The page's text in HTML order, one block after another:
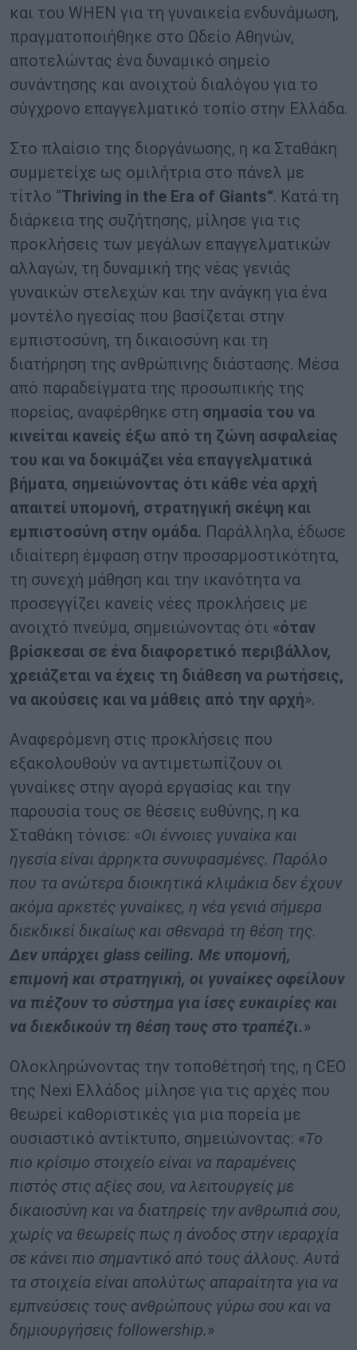
και του WHEN για τη γυναικεία ενδυνάμωση,
πραγματοποιήθηκε στο Ωδείο Αθηνών,
αποτελώντας ένα δυναμικό σημείο
συνάντησης και ανοιχτού διαλόγου για το
σύγχρονο επαγγελματικό τοπίο στην Ελλάδα.
Στο πλαίσιο της διοργάνωσης, η κα Σταθάκη
συμμετείχε ως ομιλήτρια στο πάνελ με
τίτλο “Thriving in the Era of Giants“. Κατά τη
διάρκεια της συζήτησης, μίλησε για τις
προκλήσεις των μεγάλων επαγγελματικών
αλλαγών, τη δυναμική της νέας γενιάς
γυναικών στελεχών και την ανάγκη για ένα
μοντέλο ηγεσίας που βασίζεται στην
εμπιστοσύνη, τη δικαιοσύνη και τη
διατήρηση της ανθρώπινης διάστασης. Μέσα
από παραδείγματα της προσωπικής της
πορείας, αναφέρθηκε στη σημασία του να
κινείται κανείς έξω από τη ζώνη ασφαλείας
του και να δοκιμάζει νέα επαγγελματικά
βήματα, σημειώνοντας ότι κάθε νέα αρχή
απαιτεί υπομονή, στρατηγική σκέψη και
εμπιστοσύνη στην ομάδα. Παράλληλα, έδωσε
ιδιαίτερη έμφαση στην προσαρμοστικότητα,
τη συνεχή μάθηση και την ικανότητα να
προσεγγίζει κανείς νέες προκλήσεις με
ανοιχτό πνεύμα, σημειώνοντας ότι «όταν
βρίσκεσαι σε ένα διαφορετικό περιβάλλον,
χρειάζεται να έχεις τη διάθεση να ρωτήσεις,
να ακούσεις και να μάθεις από την αρχή».
Αναφερόμενη στις προκλήσεις που
εξακολουθούν να αντιμετωπίζουν οι
γυναίκες στην αγορά εργασίας και την
παρουσία τους σε θέσεις ευθύνης, η κα
Σταθάκη τόνισε: «Οι έννοιες γυναίκα και
ηγεσία είναι άρρηκτα συνυφασμένες. Παρόλο
που τα ανώτερα διοικητικά κλιμάκια δεν έχουν
ακόμα αρκετές γυναίκες, η νέα γενιά σήμερα
διεκδικεί δικαίως και σθεναρά τη θέση της.
Δεν υπάρχει glass ceiling. Με υπομονή,
επιμονή και στρατηγική, οι γυναίκες οφείλουν
να πιέζουν το σύστημα για ίσες ευκαιρίες και
να διεκδικούν τη θέση τους στο τραπέζι.»
Ολοκληρώνοντας την τοποθέτησή της, η CEO
της Nexi Ελλάδος μίλησε για τις αρχές που
θεωρεί καθοριστικές για μια πορεία με
ουσιαστικό αντίκτυπο, σημειώνοντας: «Το
πιο κρίσιμο στοιχείο είναι να παραμένεις
πιστός στις αξίες σου, να λειτουργείς με
δικαιοσύνη και να διατηρείς την ανθρωπιά σου,
χωρίς να θεωρείς πως η άνοδος στην ιεραρχία
σε κάνει πιο σημαντικό από τους άλλους. Αυτά
τα στοιχεία είναι απολύτως απαραίτητα για να
εμπνεύσεις τους ανθρώπους γύρω σου και να
δημιουργήσεις followership.»